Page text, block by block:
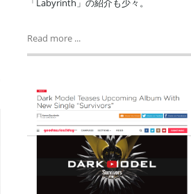
「Labyrinth」の紹介も少々。
Read more ...